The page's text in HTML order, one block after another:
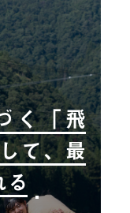
く「飛
て、最
る